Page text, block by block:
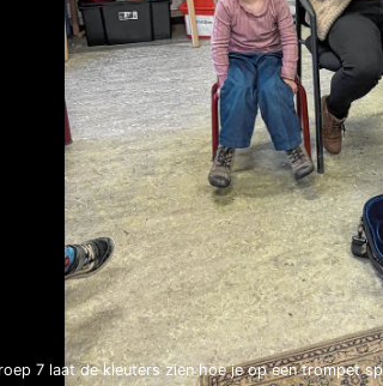
7 laat de kleuters zien hoe je op een trompet